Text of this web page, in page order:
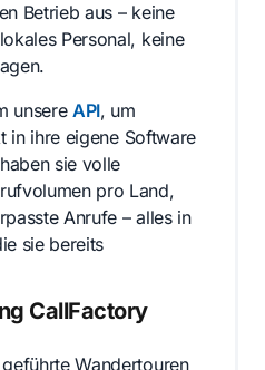
Betrieb aus – keine
Personal, keine
unsereAPI, um
in ihre eigene Software
sie volle
pro Land,
Anrufe – alles in
sie bereits
CallFactory
Wandertouren